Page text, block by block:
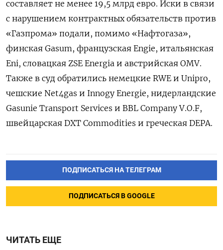
составляет не менее 19,5 млрд евро. Иски в связи
с нарушением контрактных обязательств против
«Газпрома» подали, помимо «Нафтогаза»,
финская Gasum, французская Engie, итальянская
Eni, словацкая ZSE Energia и австрийская OMV.
Также в суд обратились немецкие RWE и Unipro,
чешские Net4gas и Innogy Energie, нидерландские
Gasunie Transport Services и BBL Company V.O.F,
швейцарская DXT Commodities и греческая DEPA.
ПОДПИСАТЬСЯ НА ТЕЛЕГРАМ
ПОДПИСАТЬСЯ В GOOGLE
ЧИТАТЬ ЕЩЕ